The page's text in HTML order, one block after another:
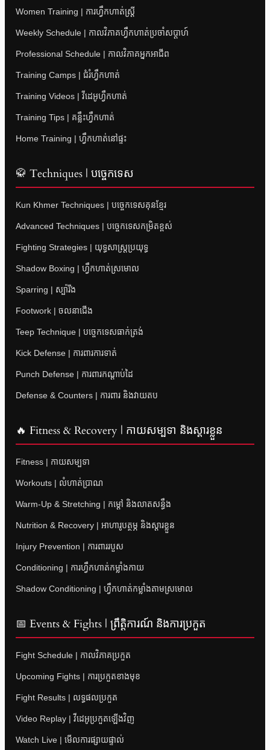
Women Training | ការហ្វឹកហាត់ស្ត្រី
Weekly Schedule | កាលវិភាគហ្វឹកហាត់ប្រចាំសប្តាហ៍
Professional Schedule | កាលវិភាគអ្នកអាជីព
Training Camps | ជំរំហ្វឹកហាត់
Training Videos | វីដេអូហ្វឹកហាត់
Training Tips | គន្លឹះហ្វឹកហាត់
Home Training | ហ្វឹកហាត់នៅផ្ទះ
🥋 Techniques | បច្ចេកទេស
Kun Khmer Techniques | បច្ចេកទេសគុនខ្មែរ
Advanced Techniques | បច្ចេកទេសកម្រិតខ្ពស់
Fighting Strategies | យុទ្ធសាស្ត្រប្រយុទ្ធ
Shadow Boxing | ហ្វឹកហាត់ស្រមោល
Sparring | ស្ប៉ារីង
Footwork | ចលនាជើង
Teep Technique | បច្ចេកទេសធាក់ត្រង់
Kick Defense | ការពារការទាត់
Punch Defense | ការពារកណ្តាប់ដៃ
Defense & Counters | ការពារ និងវាយតប
🔥 Fitness & Recovery | កាយសម្បទា និងស្តារខ្លួន
Fitness | កាយសម្បទា
Workouts | លំហាត់ប្រាណ
Warm-Up & Stretching | កម្តៅ និងលាតសន្ធឹង
Nutrition & Recovery | អាហារូបត្ថម្ភ និងស្តារខ្លួន
Injury Prevention | ការពាររបួស
Conditioning | ការហ្វឹកហាត់កម្លាំងកាយ
Shadow Conditioning | ហ្វឹកហាត់កម្លាំងតាមស្រមោល
📅 Events & Fights | ព្រឹត្តិការណ៍ និងការប្រកួត
Fight Schedule | កាលវិភាគប្រកួត
Upcoming Fights | ការប្រកួតខាងមុខ
Fight Results | លទ្ធផលប្រកួត
Video Replay | វីដេអូប្រកួតឡើងវិញ
Watch Live | មើលការផ្សាយផ្ទាល់